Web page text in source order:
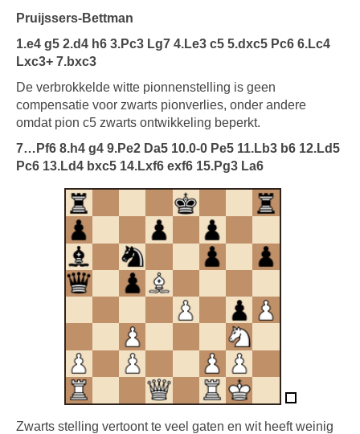
Pruijssers-Bettman
1.e4 g5 2.d4 h6 3.Pc3 Lg7 4.Le3 c5 5.dxc5 Pc6 6.Lc4
Lxc3+ 7.bxc3
De verbrokkelde witte pionnenstelling is geen
compensatie voor zwarts pionverlies, onder andere
omdat pion c5 zwarts ontwikkeling beperkt.
7…Pf6 8.h4 g4 9.Pe2 Da5 10.0-0 Pe5 11.Lb3 b6 12.Ld5
Pc6 13.Ld4 bxc5 14.Lxf6 exf6 15.Pg3 La6
Zwarts stelling vertoont te veel gaten en wit heeft weinig